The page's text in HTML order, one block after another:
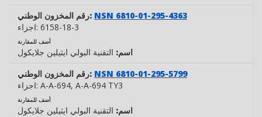
رقم المخزون الوطني: NSN 6810-01-295-4363
اجزاء: 6158-18-3
أضف للمقارنة
اسم: التقنية البولي ايثيلين جلايكول
رقم المخزون الوطني: NSN 6810-01-295-5799
اجزاء: A-A-694, A-A-694 TY3
أضف للمقارنة
اسم: التقنية البولي ايثيلين جلايكول